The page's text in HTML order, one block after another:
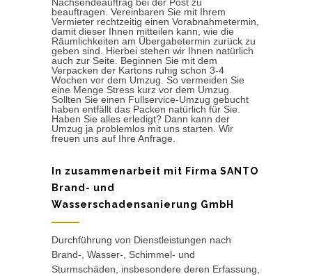
Nachsendeauftrag bei der Post zu
beauftragen. Vereinbaren Sie mit Ihrem
Vermieter rechtzeitig einen Vorabnahmetermin,
damit dieser Ihnen mitteilen kann, wie die
Räumlichkeiten am Übergabetermin zurück zu
geben sind. Hierbei stehen wir Ihnen natürlich
auch zur Seite. Beginnen Sie mit dem
Verpacken der Kartons ruhig schon 3-4
Wochen vor dem Umzug. So vermeiden Sie
eine Menge Stress kurz vor dem Umzug.
Sollten Sie einen Fullservice-Umzug gebucht
haben entfällt das Packen natürlich für Sie.
Haben Sie alles erledigt? Dann kann der
Umzug ja problemlos mit uns starten. Wir
freuen uns auf Ihre Anfrage.
In zusammenarbeit mit Firma SANTO
Brand- und
Wasserschadensanierung GmbH
Durchführung von Dienstleistungen nach
Brand-, Wasser-, Schimmel- und
Sturmschäden, insbesondere deren Erfassung,